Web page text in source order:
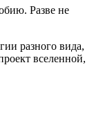
Разве не
разного вида,
вселенной,